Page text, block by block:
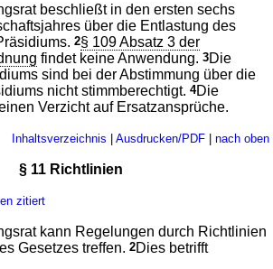
beschließt in den ersten sechs
über die Entlastung des
2§ 109 Absatz 3 der
findet keine Anwendung.3Die
sind bei der Abstimmung über die
nicht stimmberechtigt.4Die
Verzicht auf Ersatzansprüche.
Inhaltsverzeichnis | Ausdrucken/PDF| nach oben
§ 11 Richtlinien
zitiert
kann Regelungen durch Richtlinien
Gesetzes treffen.2Dies betrifft